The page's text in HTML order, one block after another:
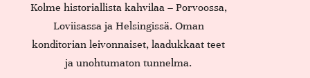
Kolme historiallista kahvilaa – Porvoossa,
Loviisassa ja Helsingissä. Oman
konditorian leivonnaiset, laadukkaat teet
ja unohtumaton tunnelma.